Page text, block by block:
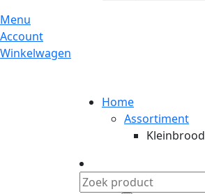
Menu
Account
Winkelwagen
Home
Assortiment
Kleinbrood